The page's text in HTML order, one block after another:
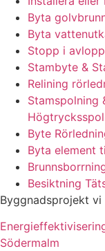
Byta
Byta
Stopp i
Stambyte &
Relining
Stamspolning
Byte
Byta element
Besiktning
Byggnadsprojekt
Södermalm